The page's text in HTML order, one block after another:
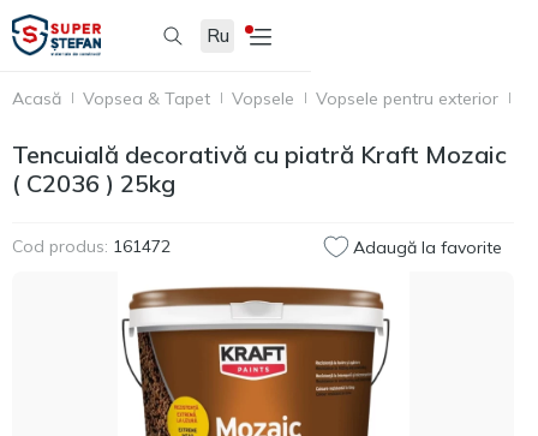
Ru
Acasă Vopsea & Tapet Vopsele Vopsele pentru exterior
Tencuială decorativă cu piatră Kraft Mozaic
( C2036 ) 25kg
Cod produs: 161472 Adaugă la favorite